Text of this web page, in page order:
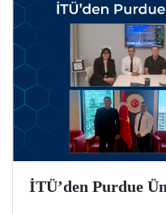
İTÜ’den Purdue